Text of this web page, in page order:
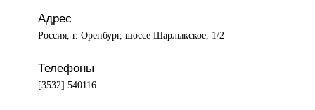
Адрес
Россия, г. Оренбург, шоссе Шарлыкское, 1/2
Телефоны
[3532] 540116